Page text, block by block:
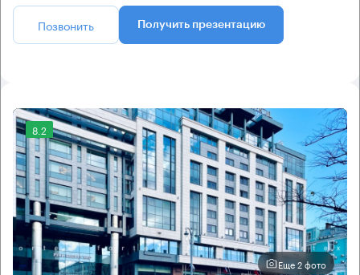
Позвонить Получить презентацию
8.2
Еще 2 фото